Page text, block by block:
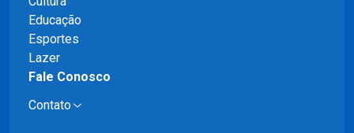
Educação
Esportes
Lazer
Fale Conosco
Contato